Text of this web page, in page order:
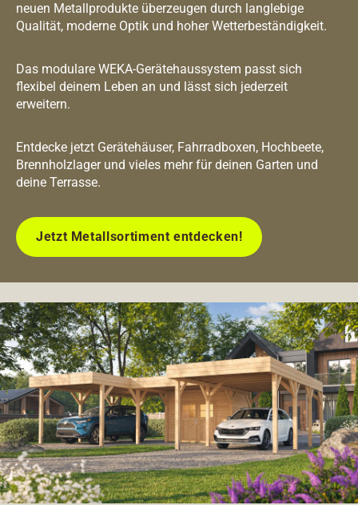
neuen Metallprodukte überzeugen durch langlebige
Qualität, moderne Optik und hoher Wetterbeständigkeit.
Das modulare WEKA-Gerätehaussystem passt sich
flexibel deinem Leben an und lässt sich jederzeit
erweitern.
Entdecke jetzt Gerätehäuser, Fahrradboxen, Hochbeete,
Brennholzlager und vieles mehr für deinen Garten und
deine Terrasse.
Jetzt Metallsortiment entdecken!